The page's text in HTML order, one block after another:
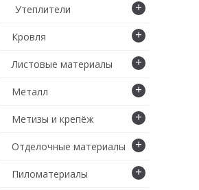
Утеплители +
Кровля +
Листовые материалы +
Металл +
Метизы и крепёж +
Отделочные материалы +
Пиломатериалы +